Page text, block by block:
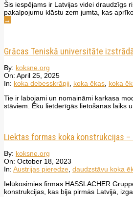
Šis iespējams ir Latvijas videi draudzīgs
pakalpojumu klāstu zem jumta, kas
→
Grācas Teniskā universitāte
2025-
04-
25
By: koksne.org
On: April 25, 2025
In: koka debesskrāpji koka ēkas koka
Tie ir labojami un nomaināmi karkasa
stāviem. Ēku lietderīgās lietošanas laiks
Liektas formas koka konstrukcijas –
2023-
10-
18
By: koksne.org
On: October 18, 2023
In: Austrijas pieredze daudzstāvu koka
Ielūkosimies firmas HASSLACHER
konstrukcijas, kas bija pirmās Latvijā,